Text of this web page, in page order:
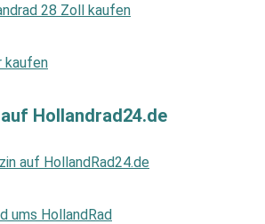
28 Zoll kaufen
kaufen
Hollandrad24.de
auf HollandRad24.de
ums HollandRad